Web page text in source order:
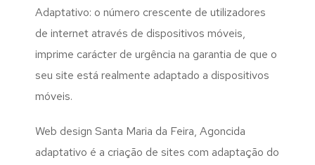
Adaptativo: o número crescente de utilizadores
de internet através de dispositivos móveis,
imprime carácter de urgência na garantia de que o
seu site está realmente adaptado a dispositivos
móveis.
Web design Santa Maria da Feira, Agoncida
adaptativo é a criação de sites com adaptação do